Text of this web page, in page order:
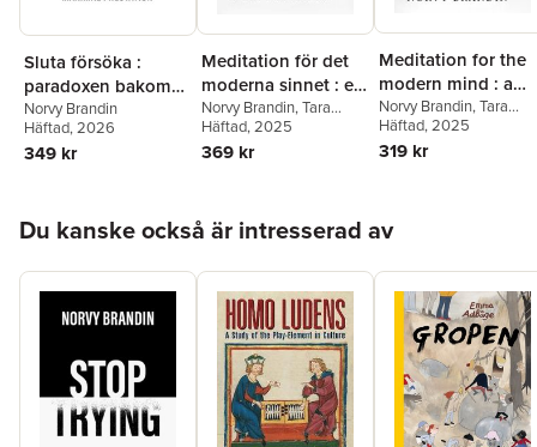
Sluta försöka :
paradoxen bakom
maximal prestation
och autentisk kraft
Norvy Brandin
Häftad, 2026
349 kr
Meditation för det
moderna sinnet : en
resa till inre frid och
ett mer upplyst liv
Norvy Brandin,Tara
Hunnewell
Häftad, 2025
369 kr
Meditation for the
modern mind : a
journey to inner
peace and elevated
living
Norvy Brandin,Tara
Hunnewell
Häftad, 2025
319 kr
Du kanske också är intresserad av